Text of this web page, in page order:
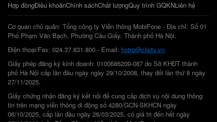
Hợp đồngĐiều khoảnChính sáchChất lượngQuy trình GQKNLiên hệ
Cơ quan chủ quản: Tổng công ty Viễn thông MobiFone - Địa chỉ: Số 01
Phố Phạm Văn Bạch, Phường Cầu Giấy, Thành phố Hà Nội.
Điện thoại/Fax: 024.37.831.800 - Email: hotro@cliptv.vn
Giấy phép đăng ký kinh doanh: 0100686209-087 do Sở KHĐT thành
phố Hà Nội cấp lần đầu ngày ngày 29/10/2008, thay đổi lần thứ 8 ngày
27/11/2025.
Giấy chứng nhận đăng ký kết nối để cung cấp dịch vụ nội dung thông
tin trên mạng viễn thông di động số 4280/GCN-SKHCN ngày
06/10/2025, cấp lần đầu ngày 26/03/2025, có giá trị đến hết ngày